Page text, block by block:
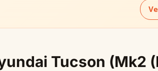
Tucson (Mk2